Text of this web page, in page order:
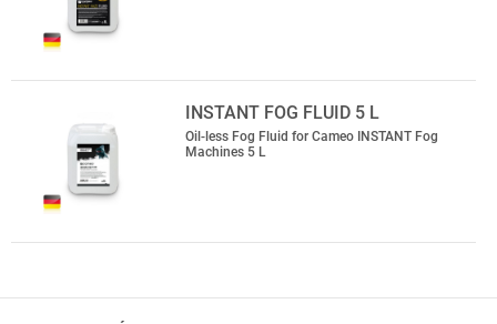
INSTANT FOG FLUID 5 L
Oil-less Fog Fluid for Cameo INSTANT Fog
Machines 5 L